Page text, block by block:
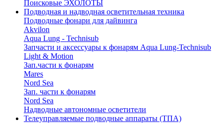
Поисковые ЭХОЛОТЫ
Подводная и надводная осветительная техника
Подводные фонари для дайвинга
Akvilon
Aqua Lung - Technisub
Запчасти и аксессуары к фонарям Aqua Lung-Technisub
Light & Motion
Зап.части к фонарям
Mares
Nord Sea
Зап. части к фонарям
Nord Sea
Надводные автономные осветители
Телеуправляемые подводные аппараты (ТПА)